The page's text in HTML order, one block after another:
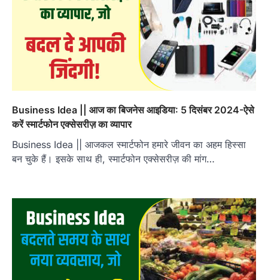
Business Idea || आज का बिजनेस आइडिया: 5 दिसंबर 2024-ऐसे
करें स्मार्टफोन एक्सेसरीज़ का व्यापार
Business Idea || आजकल स्मार्टफोन हमारे जीवन का अहम हिस्सा
बन चुके हैं। इसके साथ ही, स्मार्टफोन एक्सेसरीज़ की मांग…